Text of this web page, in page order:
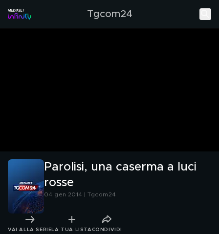
Tgcom24
Parolisi, una caserma a luci
rosse
04 gen 2014 | Tgcom24
VAI ALLA SERIE LA TUA LISTA CONDIVIDI